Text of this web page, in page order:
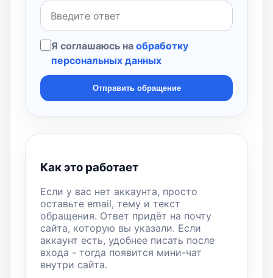
Я соглашаюсь на обработку
персональных данных
Отправить обращение
Как это работает
Если у вас нет аккаунта, просто
оставьте email, тему и текст
обращения. Ответ придёт на почту
сайта, которую вы указали. Если
аккаунт есть, удобнее писать после
входа - тогда появится мини-чат
внутри сайта.